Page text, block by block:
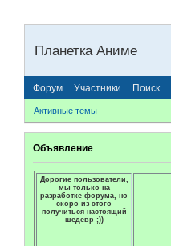
Планетка Аниме
Форум Участники Поиск
Активные темы
Объявление
Дорогие пользователи,
мы только на
разработке форума, но
скоро из этого
получиться настоящий
шедевр ;))